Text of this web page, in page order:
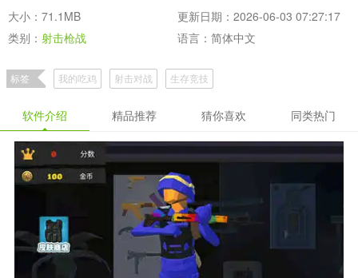
大小：71.1MB
更新日期：2026-06-03 07:27:17
类别： 射击枪战 语言：简体中文
标签 我的吃鸡 射击对战 生存竞技
软件介绍 精品推荐 猜你喜欢 同类热门